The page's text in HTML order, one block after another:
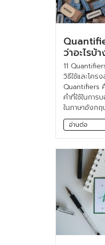
ว่าอะไรบ้
11
วิธีใช้และโคร
Quantifiers
คำที่ใช้ในกา
ในภาษาอังก
อ่านต่อ